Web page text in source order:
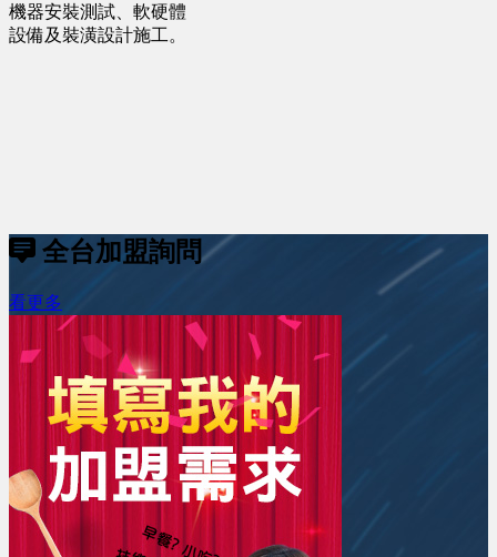
機器安裝測試、軟硬體
設備及裝潢設計施工。
全台加盟詢問
看更多